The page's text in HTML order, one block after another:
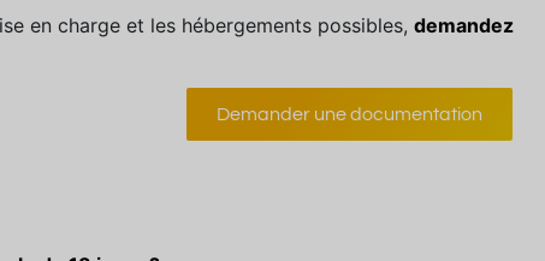
en charge et les hébergements possibles, demandez
Demander une documentation